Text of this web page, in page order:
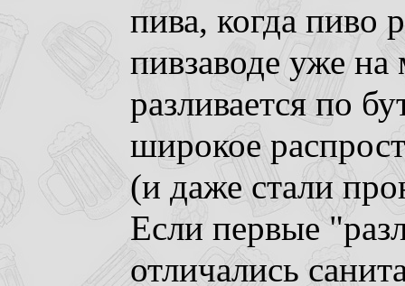
пива, когда пиво
пивзаводе уже
разливается по
широкое
(и даже стали
Если первые
отличались